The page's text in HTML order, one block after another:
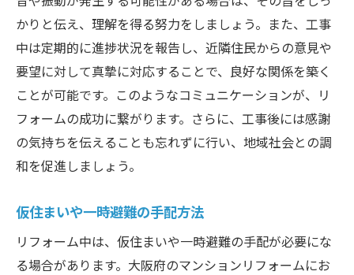
かりと伝え、理解を得る努力をしましょう。また、工事
中は定期的に進捗状況を報告し、近隣住民からの意見や
要望に対して真摯に対応することで、良好な関係を築く
ことが可能です。このようなコミュニケーションが、リ
フォームの成功に繋がります。さらに、工事後には感謝
の気持ちを伝えることも忘れずに行い、地域社会との調
和を促進しましょう。
仮住まいや一時避難の手配方法
リフォーム中は、仮住まいや一時避難の手配が必要にな
る場合があります。大阪府のマンションリフォームにお